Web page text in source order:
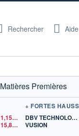
Rechercher Aide
Matières Premières
1,1553
$US
15,81$US
+ FORTES
DBV TECHNOLOGIES
VUSION